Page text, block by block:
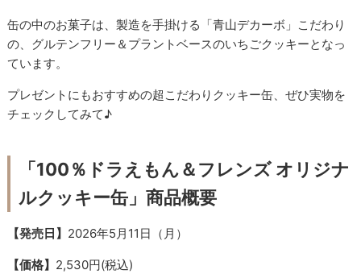
缶の中のお菓子は、製造を手掛ける「青山デカーボ」こだわり
の、グルテンフリー＆プラントベースのいちごクッキーとなっ
ています。
プレゼントにもおすすめの超こだわりクッキー缶、ぜひ実物を
チェックしてみて♪
「100％ドラえもん＆フレンズ オリジナ
ルクッキー缶」商品概要
【発売日】 2026年5月11日（月）
【価格】 2,530円(税込)